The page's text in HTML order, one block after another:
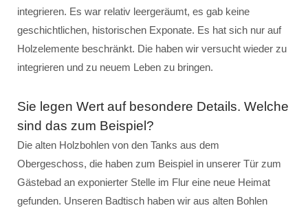
integrieren. Es war relativ leergeräumt, es gab keine
geschichtlichen, historischen Exponate. Es hat sich nur auf
Holzelemente beschränkt. Die haben wir versucht wieder zu
integrieren und zu neuem Leben zu bringen.
Sie legen Wert auf besondere Details. Welche
sind das zum Beispiel?
Die alten Holzbohlen von den Tanks aus dem
Obergeschoss, die haben zum Beispiel in unserer Tür zum
Gästebad an exponierter Stelle im Flur eine neue Heimat
gefunden. Unseren Badtisch haben wir aus alten Bohlen